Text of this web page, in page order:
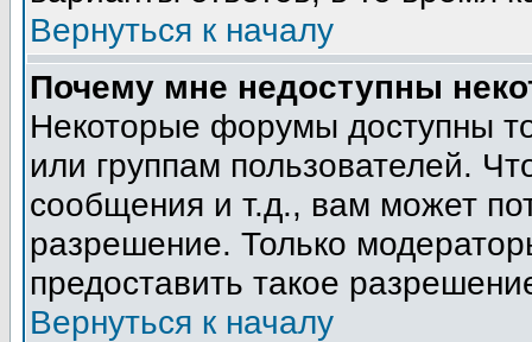
Вернуться к началу
Почему мне недоступны
Некоторые форумы доступны
или группам пользователей.
сообщения и т.д., вам может
разрешение. Только
предоставить такое
Вернуться к началу